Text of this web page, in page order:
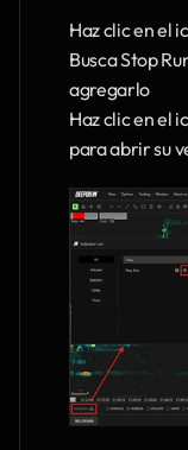
Haz clic en el
Busca Stop
agregarlo
Haz clic en el
para abrir su